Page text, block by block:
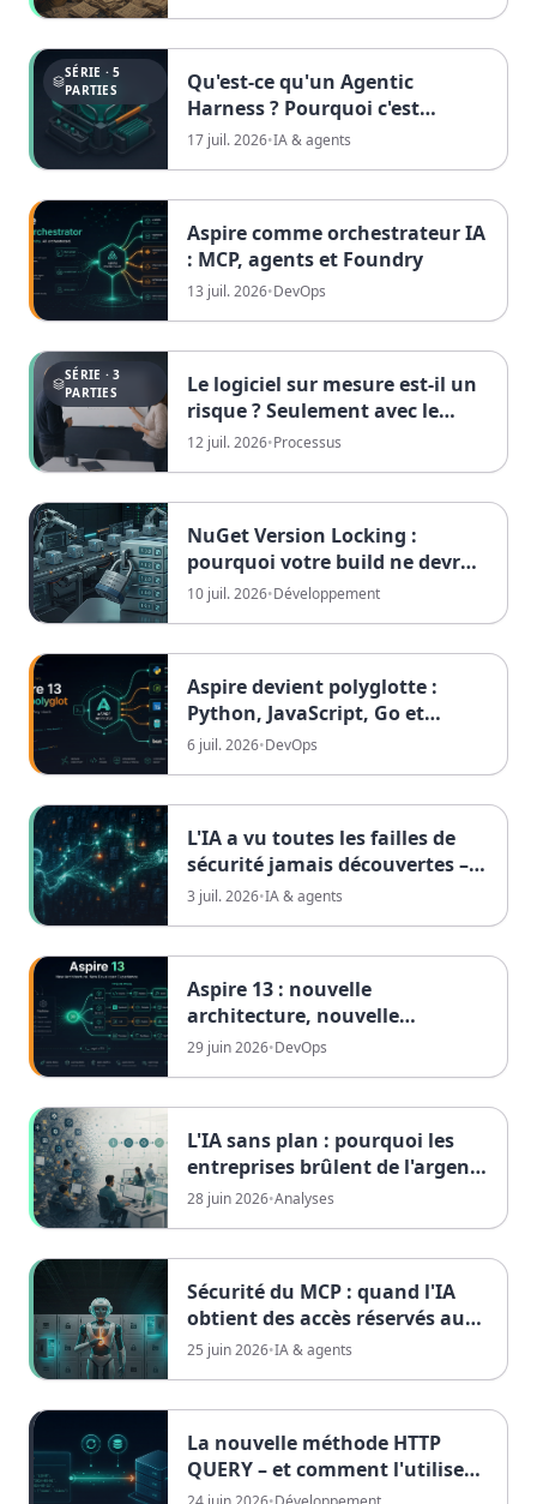
SÉRIE · 5
PARTIES
Qu'est-ce qu'un Agentic
Harness ? Pourquoi c'est
désormais l'enveloppe autour
17 juil. 2026•IA & agents
Aspire comme orchestrateur IA
: MCP, agents et Foundry
13 juil. 2026•DevOps
SÉRIE · 3
PARTIES
Le logiciel sur mesure est-il un
risque ? Seulement avec le
mauvais partenaire
12 juil. 2026•Processus
NuGet Version Locking :
pourquoi votre build ne devrait
jamais dépendre du jour de la
10 juil. 2026•Développement
Aspire devient polyglotte :
Python, JavaScript, Go et
TypeScript
6 juil. 2026•DevOps
L'IA a vu toutes les failles de
sécurité jamais découvertes –
et sait désormais les combiner
3 juil. 2026•IA & agents
Aspire 13 : nouvelle
architecture, nouvelle
expérience développeur
29 juin 2026•DevOps
L'IA sans plan : pourquoi les
entreprises brûlent de l'argent
- et comment des processus
28 juin 2026•Analyses
Sécurité du MCP : quand l'IA
obtient des accès réservés aux
humains
25 juin 2026•IA & agents
La nouvelle méthode HTTP
QUERY – et comment l'utiliser
dès aujourd'hui avec .NET 10